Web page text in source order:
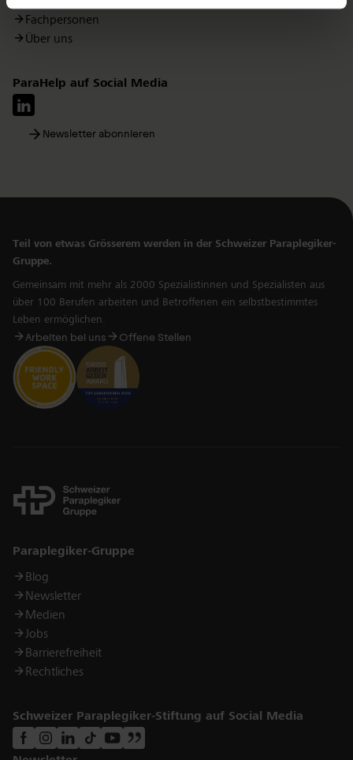
Fachpersonen
Über uns
ParaHelp auf Social Media
Newsletter abonnieren
Teil von etwas Grösserem werden in der Schweizer Paraplegiker-
Gruppe.
Gemeinsam mit mehr als 2000 Spezialistinnen und Spezialisten aus
über 100 Berufen arbeiten und Betroffenen ein selbstbestimmtes
Leben ermöglichen.
Arbeiten bei uns Offene Stellen
Links
Paraplegiker-Gruppe
Blog
Newsletter
Medien
Jobs
Barrierefreiheit
Rechtliches
Schweizer Paraplegiker-Stiftung auf Social Media